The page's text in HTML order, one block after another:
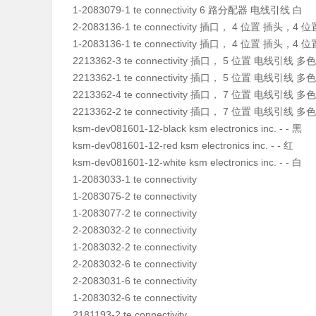
1-2083079-1 te connectivity 6 路分配器 电线引线 白
2-2083136-1 te connectivity 插口， 4 位置 插头，4 位
1-2083136-1 te connectivity 插口， 4 位置 插头，4 位
2213362-3 te connectivity 插口， 5 位置 电线引线 多色
2213362-1 te connectivity 插口， 5 位置 电线引线 多色
2213362-4 te connectivity 插口， 7 位置 电线引线 多色
2213362-2 te connectivity 插口， 7 位置 电线引线 多色
ksm-dev081601-12-black ksm electronics inc. - - 黑
ksm-dev081601-12-red ksm electronics inc. - - 红
ksm-dev081601-12-white ksm electronics inc. - - 白
1-2083033-1 te connectivity
1-2083075-2 te connectivity
1-2083077-2 te connectivity
2-2083032-2 te connectivity
1-2083032-2 te connectivity
2-2083032-6 te connectivity
2-2083031-6 te connectivity
1-2083032-6 te connectivity